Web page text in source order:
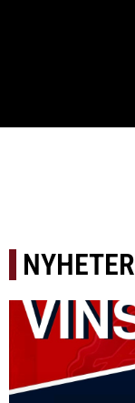
NYHETER